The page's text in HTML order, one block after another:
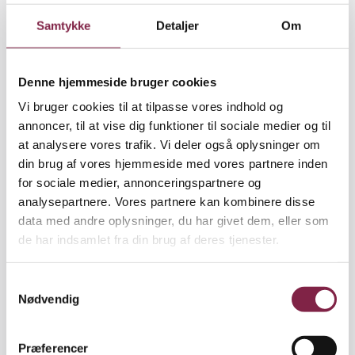
Samtykke Detaljer Om
Denne hjemmeside bruger cookies
Vi bruger cookies til at tilpasse vores indhold og
annoncer, til at vise dig funktioner til sociale medier og til
at analysere vores trafik. Vi deler også oplysninger om
din brug af vores hjemmeside med vores partnere inden
for sociale medier, annonceringspartnere og
analysepartnere. Vores partnere kan kombinere disse
data med andre oplysninger, du har givet dem, eller som
de har indsamlet fra din brug af deres tjenester.
Nødvendig
Præferencer
modtaget?
om, hvad mæglingsforslaget indebærer, dels en
forundring over, at der overhovedet kom et forslag
på et tidspunkt, hvor man havde indstillet sig på, at
nu ville der blive strejke. Men jeg møder da også en
gryende interesse for at diskutere det faktiske
indhold, som ikke ret mange forholdt sig til på de
første medlemsmøder, jeg deltog i."
Odense og sad over for stemmesedlen?
"Jeg ville veje to forhold op mod hinanden. Først